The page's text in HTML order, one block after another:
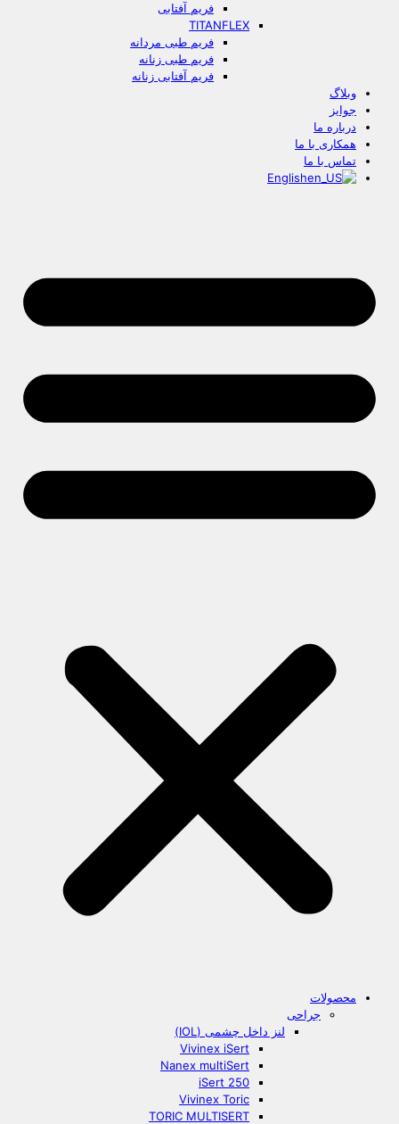
فریم آفتابی
TITANFLEX
فریم طبی مردانه
فریم طبی زنانه
فریم آفتابی زنانه
وبلاگ
جوایز
درباره ما
همکاری با ما
تماس با ما
English
محصولات
جراحی
لنز داخل چشمی (IOL)
Vivinex iSert
Nanex multiSert
iSert 250
Vivinex Toric
TORIC MULTISERT